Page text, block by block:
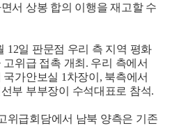
서 상봉 합의 이행을 재고할 수
12일 판문점 우리 측 지역 평화
위급 접촉 개최. 우리 측에서
가안보실 1차장이, 북측에서
부 부부장이 수석대표로 참석.
위급회담에서 남북 양측은 기존